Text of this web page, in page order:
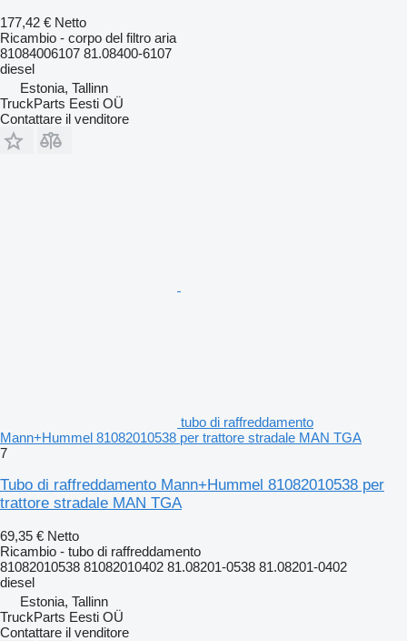
177,42 € Netto
Ricambio - corpo del filtro aria
81084006107 81.08400-6107
diesel
Estonia, Tallinn
TruckParts Eesti OÜ
Contattare il venditore
tubo di raffreddamento
Mann+Hummel 81082010538 per trattore stradale MAN TGA
7
Tubo di raffreddamento Mann+Hummel 81082010538 per
trattore stradale MAN TGA
69,35 € Netto
Ricambio - tubo di raffreddamento
81082010538 81082010402 81.08201-0538 81.08201-0402
diesel
Estonia, Tallinn
TruckParts Eesti OÜ
Contattare il venditore